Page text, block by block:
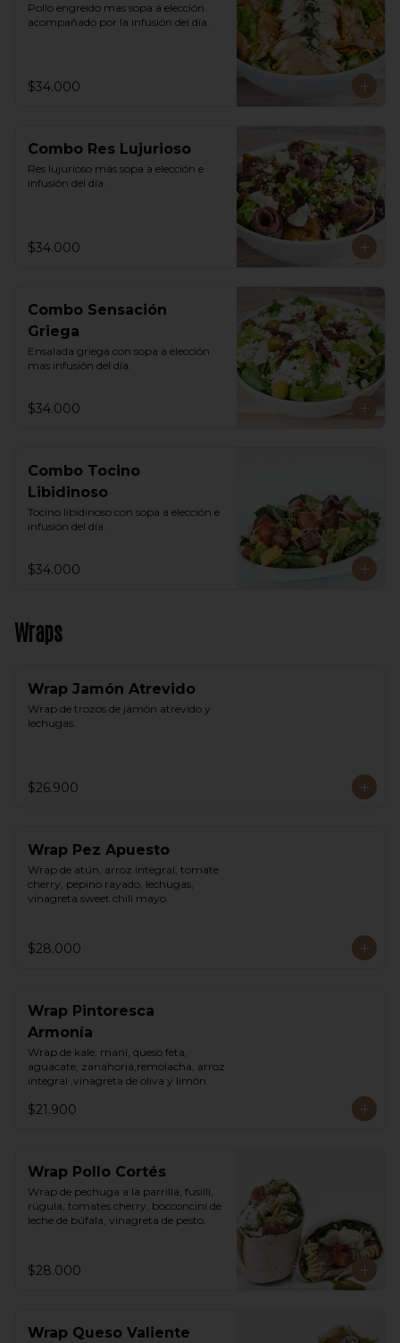
Pollo engreído mas sopa a elección
acompañado por la infusión del día.
$34.000
Combo Res Lujurioso
Res lujurioso más sopa a elección e
infusión del día.
$34.000
Combo Sensación
Griega
Ensalada griega con sopa a elección
mas infusión del día.
$34.000
Combo Tocino
Libidinoso
Tocino libidinoso con sopa a elección e
infusión del día.
$34.000
Wraps
Wrap Jamón Atrevido
Wrap de trozos de jamón atrevido y
lechugas.
$26.900
Wrap Pez Apuesto
Wrap de atún, arroz integral, tomate
cherry, pepino rayado, lechugas,
vinagreta sweet chili mayo.
$28.000
Wrap Pintoresca
Armonía
Wrap de kale, maní, queso feta,
aguacate, zanahoria,remolacha, arroz
integral ,vinagreta de oliva y limón.
$21.900
Wrap Pollo Cortés
Wrap de pechuga a la parrilla, fusilli,
rúgula, tomates cherry, bocconcini de
leche de búfala, vinagreta de pesto.
$28.000
Wrap Queso Valiente